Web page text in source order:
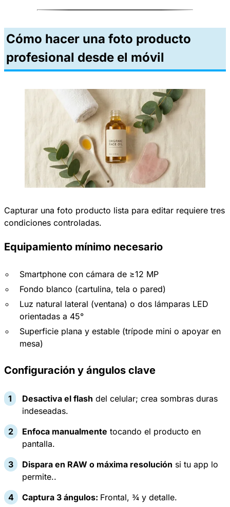
Cómo hacer una foto producto
profesional desde el móvil
Capturar una foto producto lista para editar requiere tres
condiciones controladas.
Equipamiento mínimo necesario
Smartphone con cámara de ≥12 MP
Fondo blanco (cartulina, tela o pared)​
Luz natural lateral (ventana) o dos lámparas LED
orientadas a 45°
Superficie plana y estable (trípode mini o apoyar en
mesa)
Configuración y ángulos clave
Desactiva el flash del celular; crea sombras duras
indeseadas.
Enfoca manualmente tocando el producto en
pantalla.
Dispara en RAW o máxima resolución si tu app lo
permite..
Captura 3 ángulos: Frontal, ¾ y detalle.